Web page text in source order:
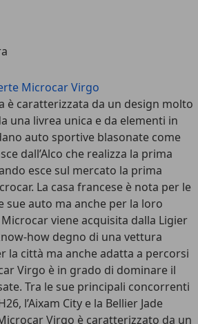
Microcar Virgo
è caratterizzata da un design molto
una livrea unica e da elementi in
auto sportive blasonate come
dall’Alco che realizza la prima
esce sul mercato la prima
La casa francese è nota per le
sue auto ma anche per la loro
viene acquisita dalla Ligier
how degno di una vettura
la città ma anche adatta a percorsi
Virgo è in grado di dominare il
Tra le sue principali concorrenti
l’Aixam City e la Bellier Jade
Virgo è caratterizzato da un